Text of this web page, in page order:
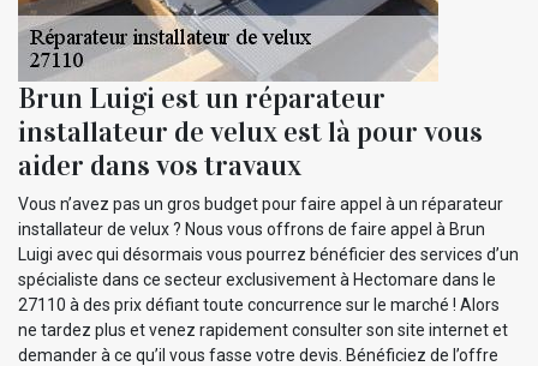
Brun Luigi est un réparateur
installateur de velux est là pour vous
aider dans vos travaux
Vous n’avez pas un gros budget pour faire appel à un réparateur
installateur de velux ? Nous vous offrons de faire appel à Brun
Luigi avec qui désormais vous pourrez bénéficier des services d’un
spécialiste dans ce secteur exclusivement à Hectomare dans le
27110 à des prix défiant toute concurrence sur le marché ! Alors
ne tardez plus et venez rapidement consulter son site internet et
demander à ce qu’il vous fasse votre devis. Bénéficiez de l’offre